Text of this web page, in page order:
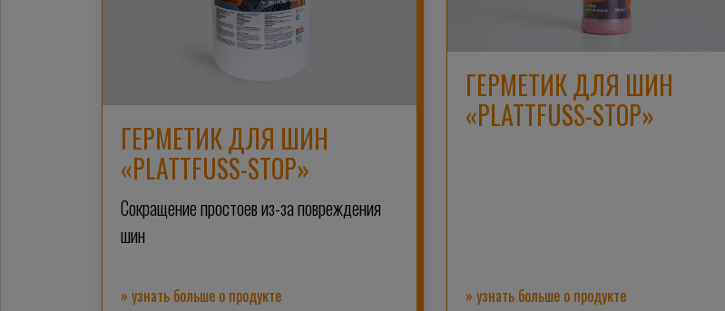
ГЕРМЕТИК ДЛЯ ШИН
«PLATTFUSS-STOP»
Сокращение простоев из-за повреждения
шин
» узнать больше о продукте
ГЕРМЕТИК ДЛЯ ШИН
«PLATTFUSS-STOP»
» узнать больше о продукте